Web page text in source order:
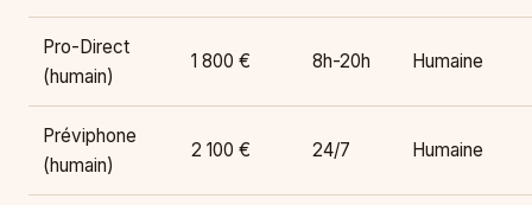
Pro-Direct
(humain)
1 800 € 8h-20h Humaine
Préviphone
(humain)
2 100 € 24/7 Humaine